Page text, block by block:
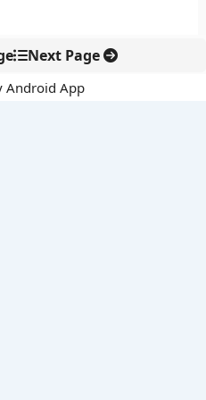
Next Page
Android App